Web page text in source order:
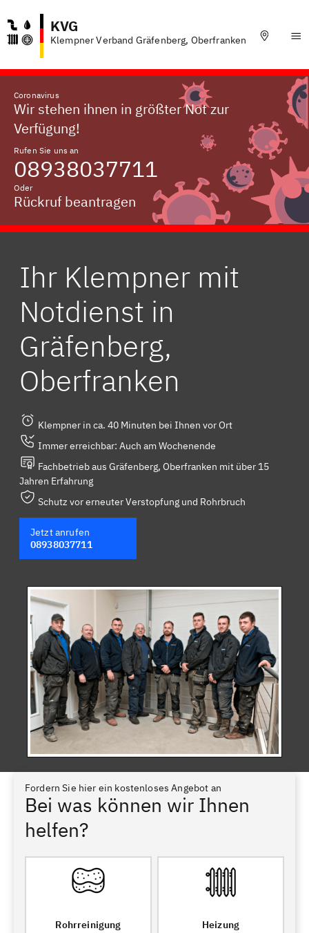
KVG
Klempner Verband Gräfenberg, Oberfranken
Coronavirus
Wir stehen ihnen in größter Not zur
Verfügung!
Rufen Sie uns an
08938037711
Oder
Rückruf beantragen
Ihr Klempner mit
Notdienst in
Gräfenberg,
Oberfranken
Klempner in ca. 40 Minuten bei Ihnen vor Ort
Immer erreichbar: Auch am Wochenende
Fachbetrieb aus Gräfenberg, Oberfranken mit über 15
Jahren Erfahrung
Schutz vor erneuter Verstopfung und Rohrbruch
Jetzt anrufen
08938037711
Fordern Sie hier ein kostenloses Angebot an
Bei was können wir Ihnen
helfen?
Rohrreinigung Heizung